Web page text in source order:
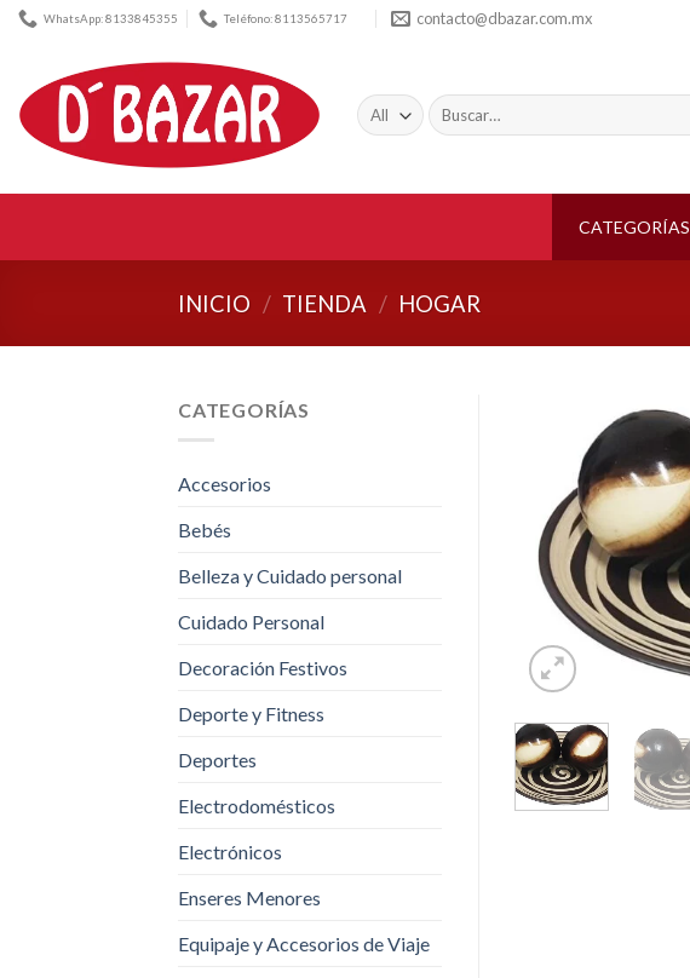
Skip
content
WhatsApp: 8133845355 Teléfono: 8113565717 contacto@dbazar.com.mx
Buscar
por:
CATEGORÍAS
INICIO / TIENDA / HOGAR
CATEGORÍAS
Accesorios
Bebés
Belleza y Cuidado personal
Cuidado Personal
Decoración Festivos
Deporte y Fitness
Deportes
Electrodomésticos
Electrónicos
Enseres Menores
Equipaje y Accesorios de Viaje